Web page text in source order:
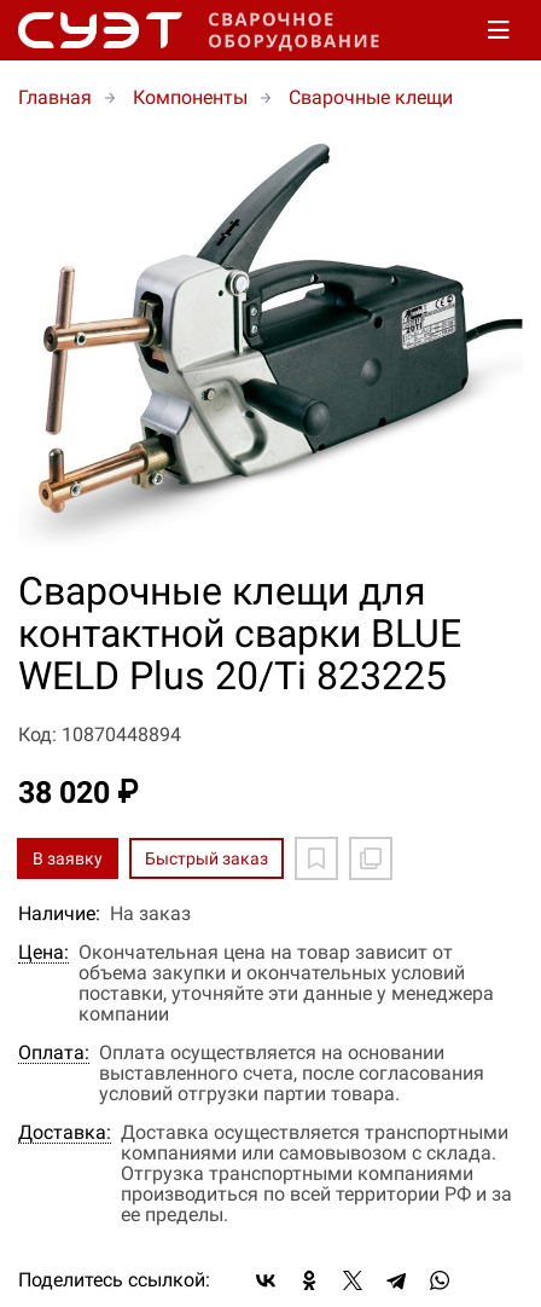
Главная Компоненты Сварочные клещи
Сварочные клещи для
контактной сварки BLUE
WELD Plus 20/Ti 823225
Код: 10870448894
38 020 ₽
В заявку Быстрый заказ
Наличие: На заказ
Цена: Окончательная цена на товар зависит от
объема закупки и окончательных условий
поставки, уточняйте эти данные у менеджера
компании
Оплата: Оплата осуществляется на основании
выставленного счета, после согласования
условий отгрузки партии товара.
Доставка: Доставка осуществляется транспортными
компаниями или самовывозом с склада.
Отгрузка транспортными компаниями
производиться по всей территории РФ и за
ее пределы.
Поделитесь ссылкой: